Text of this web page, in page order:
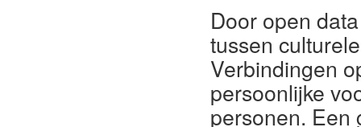
Door open
tussen
Verbindingen
persoonlijke
personen. Een